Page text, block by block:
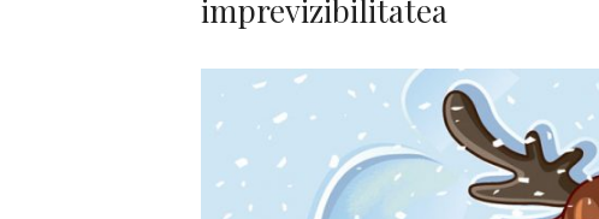
imprevizibilitatea